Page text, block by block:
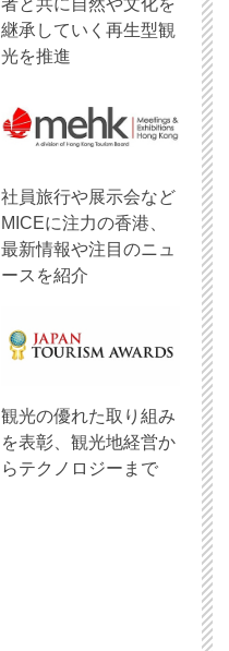
者と共に自然や文化を
継承していく再生型観
光を推進
社員旅行や展示会など
MICEに注力の香港、
最新情報や注目のニュ
ースを紹介
観光の優れた取り組み
を表彰、観光地経営か
らテクノロジーまで